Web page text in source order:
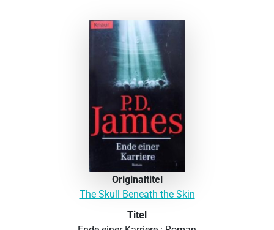
Originaltitel
The Skull Beneath the Skin
Titel